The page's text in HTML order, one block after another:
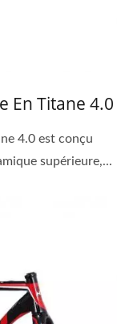
En Titane 4.0
4.0 est conçu
supérieure,...